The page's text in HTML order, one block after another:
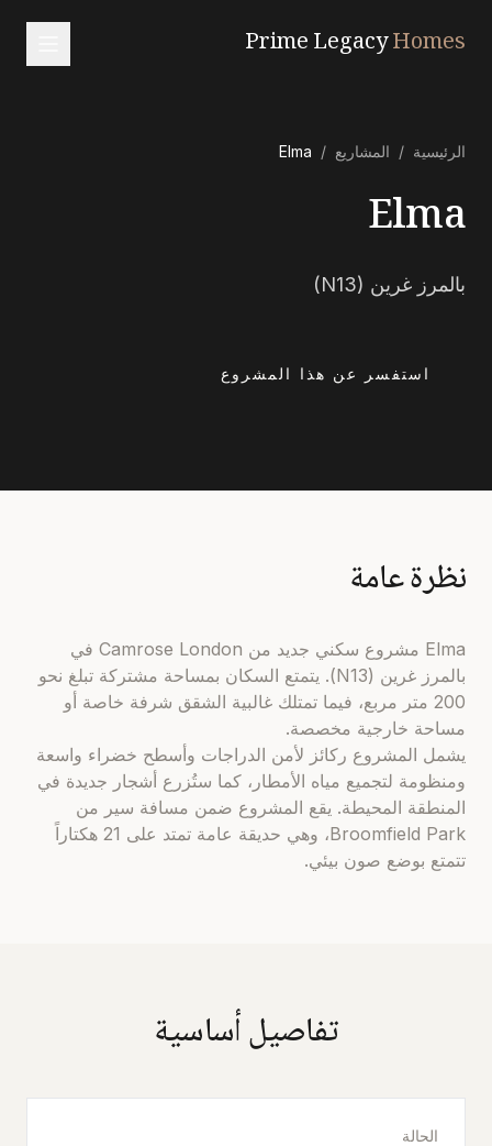
Prime LegacyHomes
الخدمات
الرئيسية / المشاريع /
Elma
Elma
بالمرز غرين (N13)
استفسر عن هذا المشروع
نظرة عامة
Elma مشروع سكني جديد من Camrose London في
بالمرز غرين (N13). يتمتع السكان بمساحة مشتركة تبلغ نحو
200 متر مربع، فيما تمتلك غالبية الشقق شرفة خاصة أو
مساحة خارجية مخصصة.
يشمل المشروع ركائز لأمن الدراجات وأسطح خضراء واسعة
ومنظومة لتجميع مياه الأمطار، كما ستُزرع أشجار جديدة في
المنطقة المحيطة. يقع المشروع ضمن مسافة سير من
Broomfield Park، وهي حديقة عامة تمتد على 21 هكتاراً
تتمتع بوضع صون بيئي.
تفاصيل أساسية
الحالة